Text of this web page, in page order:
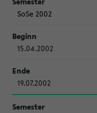
SoSe 2002
15.04.2002
19.07.2002